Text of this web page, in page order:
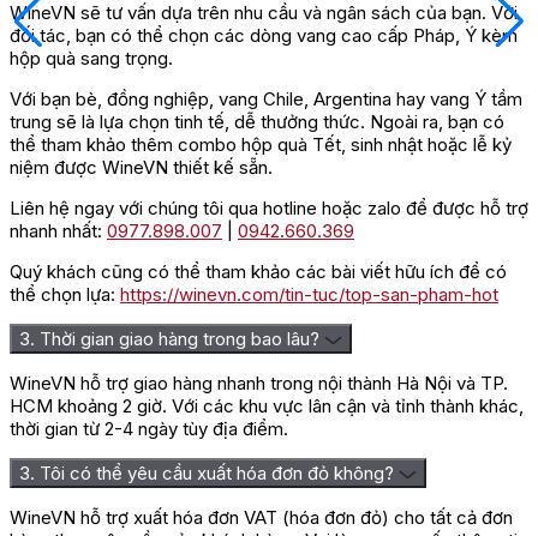
WineVN sẽ tư vấn dựa trên nhu cầu và ngân sách của bạn. Với
đối tác, bạn có thể chọn các dòng vang cao cấp Pháp, Ý kèm
hộp quà sang trọng.
Với bạn bè, đồng nghiệp, vang Chile, Argentina hay vang Ý tầm
trung sẽ là lựa chọn tinh tế, dễ thưởng thức. Ngoài ra, bạn có
thể tham khảo thêm combo hộp quà Tết, sinh nhật hoặc lễ kỷ
niệm được WineVN thiết kế sẵn.
Liên hệ ngay với chúng tôi qua hotline hoặc zalo để được hỗ trợ
nhanh nhất: 0977.898.007
0942.660.369
Quý khách cũng có thể tham khảo các bài viết hữu ích để có
thể chọn lựa: https://winevn.com/tin-tuc/top-san-pham-hot
3. Thời gian giao hàng trong bao lâu?
WineVN hỗ trợ giao hàng nhanh trong nội thành Hà Nội và TP.
HCM khoảng 2 giờ. Với các khu vực lân cận và tỉnh thành khác,
thời gian từ 2-4 ngày tùy địa điểm.
3. Tôi có thể yêu cầu xuất hóa đơn đỏ không?
WineVN hỗ trợ xuất hóa đơn VAT (hóa đơn đỏ) cho tất cả đơn